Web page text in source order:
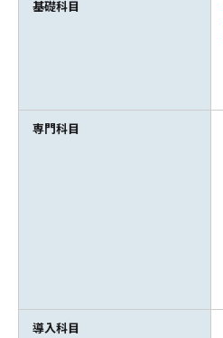
基礎科目
専門科目
導入科目